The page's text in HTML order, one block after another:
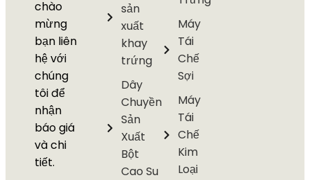
chào
mừng
bạn liên
hệ với
chúng
tôi để
nhận
báo giá
và chi
tiết.
sản
xuất
khay
trứng
Dây
Chuyền
Sản
Xuất
Bột
Cao Su
Máy
Tái
Chế
Sợi
Máy
Tái
Chế
Kim
Loại